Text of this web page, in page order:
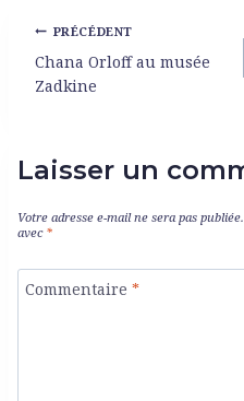
PRÉCÉDENT
Chana Orloff au musée
Zadkine
Laisser un
Votre adresse e-mail ne sera pas publiée.
avec *
Commentaire *